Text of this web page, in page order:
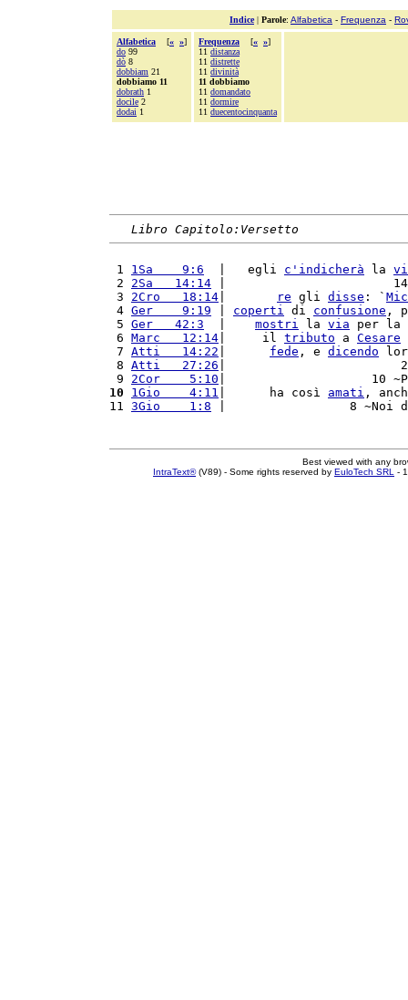
Indice| Parole: Alfabetica - Frequenza -
Alfabetica [« »]
do 99
dò 8
dobbiam 21
dobbiamo 11
dobrath 1
docile 2
dodai 1
Frequenza [« »]
11 distanza
11 distrette
11 divinità
11 dobbiamo
11 domandato
11 dormire
11 duecentocinquanta
Libro Capitolo:Versetto
1 1Sa    9:6
  |   egli
c' indicherà la
2 2Sa   14:14 |                       14
3 2Cro   18:14 re gli disse : `
4 Ger    9:19 coperti di confusione ,
5 Ger   42:3 mostri la via per la
6 Marc   12:14 |     il tributo a Cesare
7 Atti   14:22 fede , e dicendo
8 Atti   27:26 |                        26
9 2Cor    5:10 |                    10
10
1Gio    4:11 |      ha così amati ,
11 3Gio    1:8 |                 8 ~Noi
Best viewed with any
IntraText®(V89) - Some rights reserved by EuloTech SRL -